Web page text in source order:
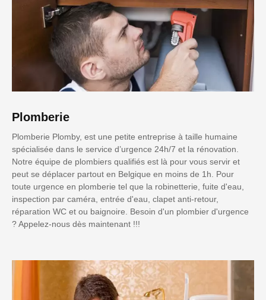
Plomberie
Plomberie Plomby, est une petite entreprise à taille humaine
spécialisée dans le service d’urgence 24h/7 et la rénovation.
Notre équipe de plombiers qualifiés est là pour vous servir et
peut se déplacer partout en Belgique en moins de 1h. Pour
toute urgence en plomberie tel que la robinetterie, fuite d'eau,
inspection par caméra, entrée d'eau, clapet anti-retour,
réparation WC et ou baignoire. Besoin d'un plombier d'urgence
? Appelez-nous dès maintenant !!!